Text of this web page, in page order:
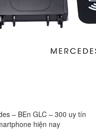
– BEn GLC – 300 uy tín
hiện nay